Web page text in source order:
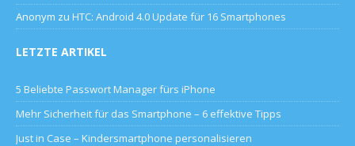
Anonym zu HTC: Android 4.0 Update für 16 Smartphones
LETZTE ARTIKEL
5 Beliebte Passwort Manager fürs iPhone
Mehr Sicherheit für das Smartphone – 6 effektive Tipps
Just in Case – Kindersmartphone personalisieren